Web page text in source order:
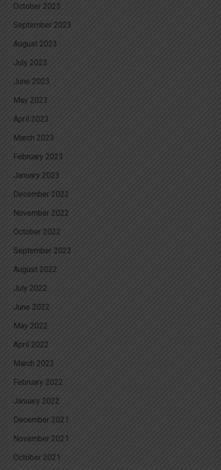
October 2023
September 2023
August 2023
July 2023
June 2023
May 2023
April 2023
March 2023
February 2023
January 2023
December 2022
November 2022
October 2022
September 2022
August 2022
July 2022
June 2022
May 2022
April 2022
March 2022
February 2022
January 2022
December 2021
November 2021
October 2021